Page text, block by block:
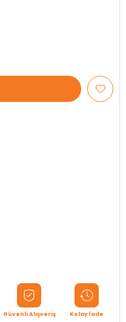
Güvenli Alışveriş
Kolay İade